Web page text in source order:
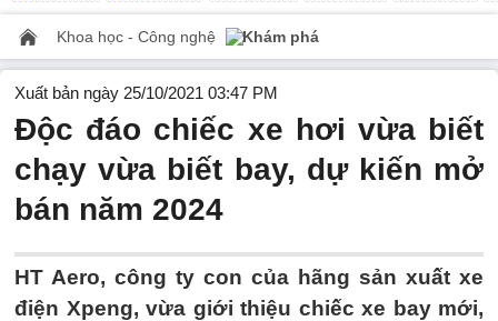
Khoa học - Công nghệ Khám phá
Xuất bản ngày 25/10/2021 03:47 PM
Độc đáo chiếc xe hơi vừa biết
chạy vừa biết bay, dự kiến mở
bán năm 2024
HT Aero, công ty con của hãng sản xuất xe
điện Xpeng, vừa giới thiệu chiếc xe bay mới,